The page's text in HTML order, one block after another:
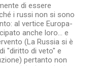
di essere
i russi non si sono
al vertice Europa-
anche loro... e
(La Russia si è
"diritto di veto" e
pertanto non